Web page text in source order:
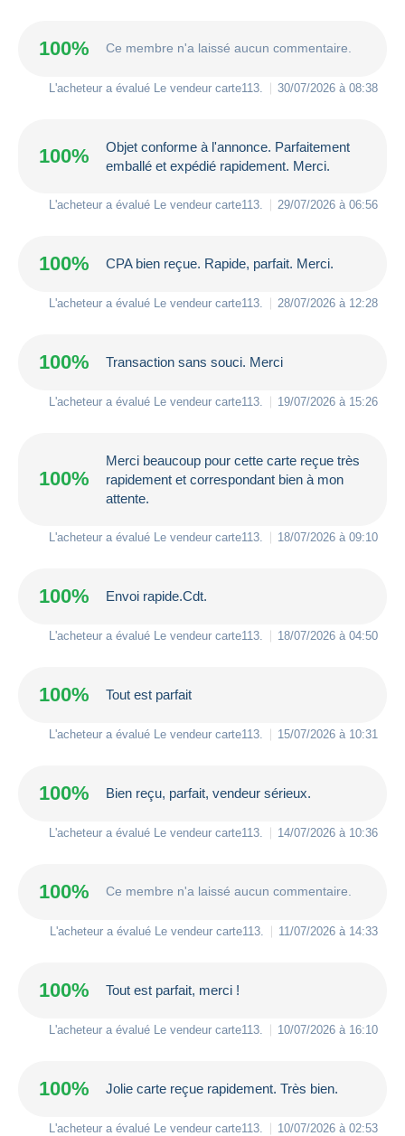
100% Ce membre n'a laissé aucun commentaire.
L'acheteur a évalué Le vendeur carte113 30/07/2026 à 08:38
100%
Objet conforme à l'annonce. Parfaitement
emballé et expédié rapidement. Merci.
L'acheteur a évalué Le vendeur carte113 29/07/2026 à 06:56
100% CPA bien reçue. Rapide, parfait. Merci.
L'acheteur a évalué Le vendeur carte113 28/07/2026 à 12:28
100% Transaction sans souci. Merci
L'acheteur a évalué Le vendeur carte113 19/07/2026 à 15:26
100%
Merci beaucoup pour cette carte reçue très
rapidement et correspondant bien à mon
attente.
L'acheteur a évalué Le vendeur carte113 18/07/2026 à 09:10
100% Envoi rapide.Cdt.
L'acheteur a évalué Le vendeur carte113 18/07/2026 à 04:50
100% Tout est parfait
L'acheteur a évalué Le vendeur carte113 15/07/2026 à 10:31
100% Bien reçu, parfait, vendeur sérieux.
L'acheteur a évalué Le vendeur carte113 14/07/2026 à 10:36
100% Ce membre n'a laissé aucun commentaire.
L'acheteur a évalué Le vendeur carte113 11/07/2026 à 14:33
100% Tout est parfait, merci !
L'acheteur a évalué Le vendeur carte113 10/07/2026 à 16:10
100% Jolie carte reçue rapidement. Très bien.
L'acheteur a évalué Le vendeur carte113 10/07/2026 à 02:53